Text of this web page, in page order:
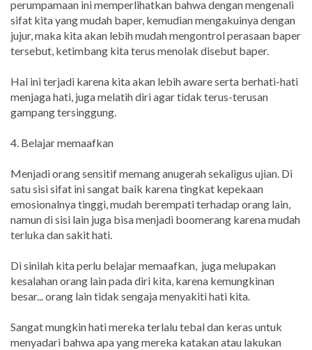
perumpamaan ini memperlihatkan bahwa dengan mengenali
sifat kita yang mudah baper, kemudian mengakuinya dengan
jujur, maka kita akan lebih mudah mengontrol perasaan baper
tersebut, ketimbang kita terus menolak disebut baper.
Hal ini terjadi karena kita akan lebih aware serta berhati-hati
menjaga hati, juga melatih diri agar tidak terus-terusan
gampang tersinggung.
4. Belajar memaafkan
Menjadi orang sensitif memang anugerah sekaligus ujian. Di
satu sisi sifat ini sangat baik karena tingkat kepekaan
emosionalnya tinggi, mudah berempati terhadap orang lain,
namun di sisi lain juga bisa menjadi boomerang karena mudah
terluka dan sakit hati.
Di sinilah kita perlu belajar memaafkan, juga melupakan
kesalahan orang lain pada diri kita, karena kemungkinan
besar... orang lain tidak sengaja menyakiti hati kita.
Sangat mungkin hati mereka terlalu tebal dan keras untuk
menyadari bahwa apa yang mereka katakan atau lakukan